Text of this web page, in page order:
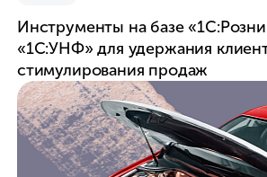
Инструменты на базе
«1С:УНФ» для удержания
стимулирования продаж